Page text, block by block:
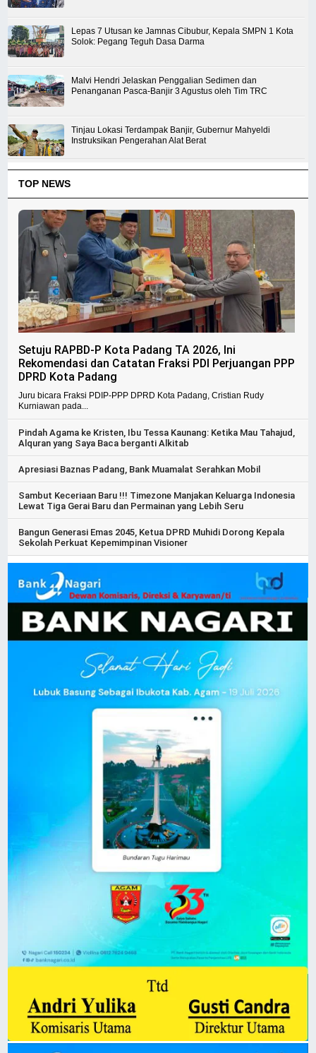
Lepas 7 Utusan ke Jamnas Cibubur, Kepala SMPN 1 Kota
Solok: Pegang Teguh Dasa Darma
Malvi Hendri Jelaskan Penggalian Sedimen dan
Penanganan Pasca-Banjir 3 Agustus oleh Tim TRC
Tinjau Lokasi Terdampak Banjir, Gubernur Mahyeldi
Instruksikan Pengerahan Alat Berat
TOP NEWS
Setuju RAPBD-P Kota Padang TA 2026, Ini
Rekomendasi dan Catatan Fraksi PDI Perjuangan PPP
DPRD Kota Padang
Juru bicara Fraksi PDIP-PPP DPRD Kota Padang, Cristian Rudy
Kurniawan pada...
Pindah Agama ke Kristen, Ibu Tessa Kaunang: Ketika Mau Tahajud,
Alquran yang Saya Baca berganti Alkitab
Apresiasi Baznas Padang, Bank Muamalat Serahkan Mobil
Sambut Keceriaan Baru !!! Timezone Manjakan Keluarga Indonesia
Lewat Tiga Gerai Baru dan Permainan yang Lebih Seru
Bangun Generasi Emas 2045, Ketua DPRD Muhidi Dorong Kepala
Sekolah Perkuat Kepemimpinan Visioner